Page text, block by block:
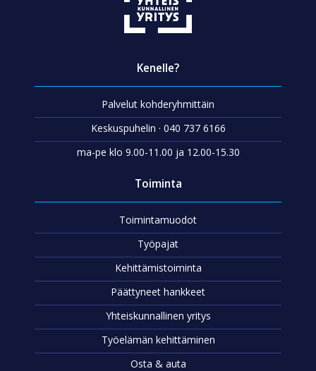
Kenelle?
Palvelut kohderyhmittäin
Keskuspuhelin · 040 737 6166
ma-pe klo 9.00-11.00 ja 12.00-15.30
Toiminta
Toimintamuodot
Työpajat
Kehittämistoiminta
Päättyneet hankkeet
Yhteiskunnallinen yritys
Työelämän kehittäminen
Osta & auta